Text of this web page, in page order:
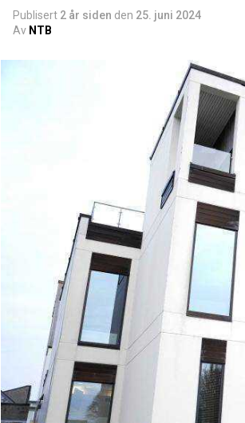
Publisert 2 år siden den 25. juni 2024
Av NTB